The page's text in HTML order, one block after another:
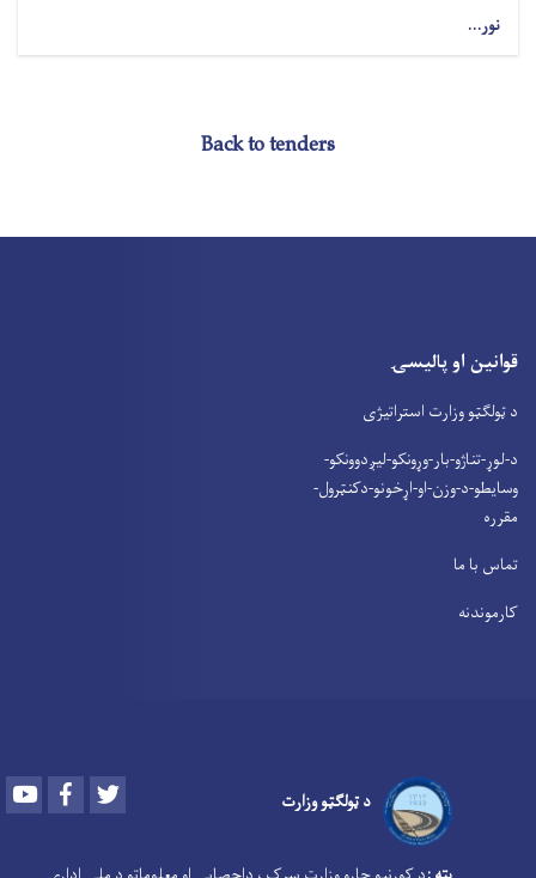
نور...
Back to tenders
قوانین او پالیسۍ
د ټولګټو وزارت استراتیژی
د-لوړ-تناژو-بار-وړونکو-لیږدوونکو-
وسایطو-د-وزن-او-اړخونو-دکنټرول-
مقرره
تماس با ما
کارموندنه
د ټولګټو وزارت Youtube Facebook